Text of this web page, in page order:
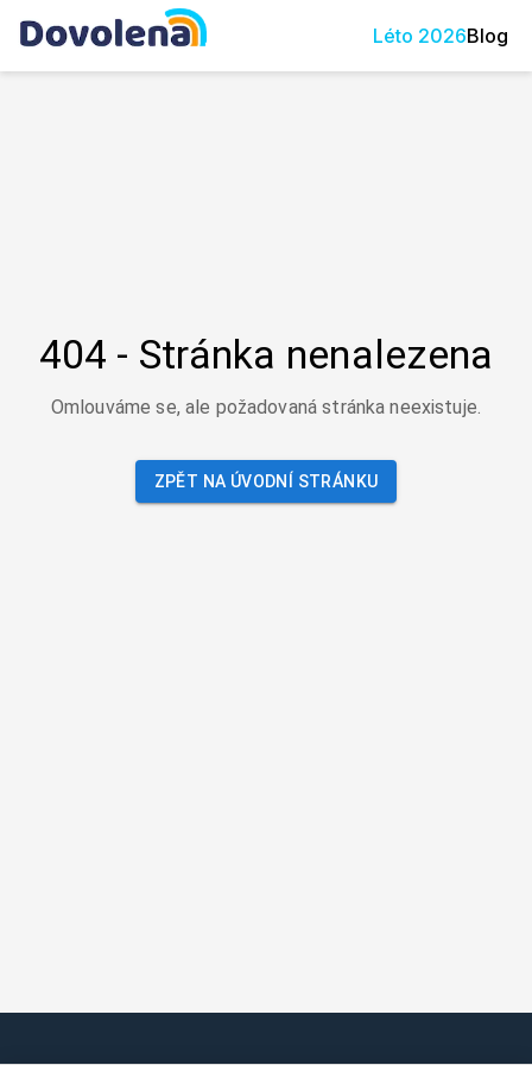
Léto 2026Blog
404 - Stránka nenalezena
Omlouváme se, ale požadovaná stránka neexistuje.
ZPĚT NA ÚVODNÍ STRÁNKU